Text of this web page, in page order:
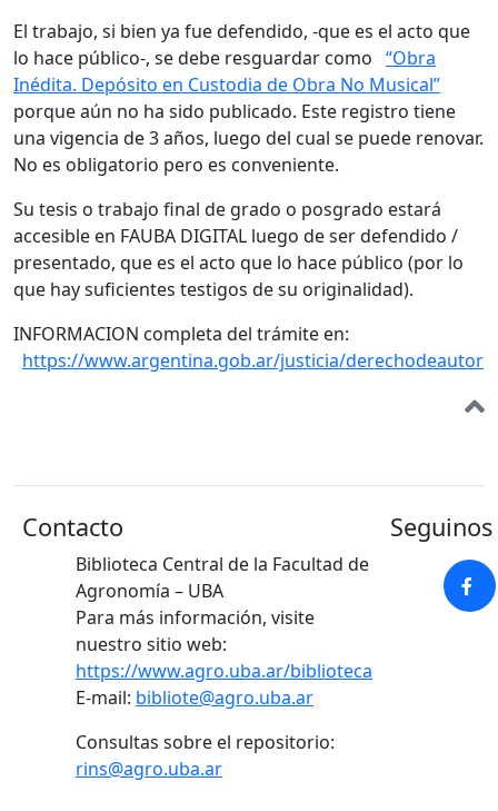
El trabajo, si bien ya fue defendido, -que es el acto que
lo hace público-, se debe resguardar como “Obra
Inédita. Depósito en Custodia de Obra No Musical”
porque aún no ha sido publicado. Este registro tiene
una vigencia de 3 años, luego del cual se puede renovar.
No es obligatorio pero es conveniente.
Su tesis o trabajo final de grado o posgrado estará
accesible en FAUBA DIGITAL luego de ser defendido /
presentado, que es el acto que lo hace público (por lo
que hay suficientes testigos de su originalidad).
INFORMACION completa del trámite en:
https://www.argentina.gob.ar/justicia/derechodeautor
Contacto
Biblioteca Central de la Facultad de
Agronomía – UBA
Para más información, visite
nuestro sitio web:
https://www.agro.uba.ar/biblioteca
E-mail: bibliote@agro.uba.ar
Consultas sobre el repositorio:
rins@agro.uba.ar